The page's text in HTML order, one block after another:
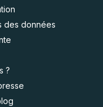
des données
?